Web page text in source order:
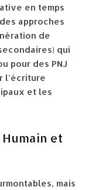
en temps
approches
de
qui
pour des PNJ
l’écriture
et les
et
mais